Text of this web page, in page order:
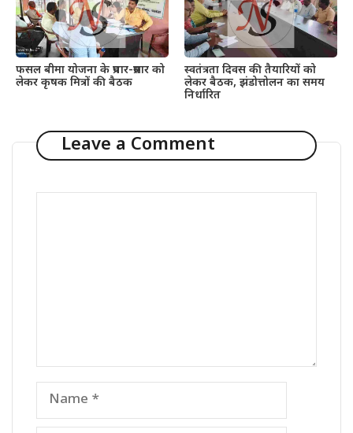
फसल बीमा योजना के प्रचार-प्रसार को
लेकर कृषक मित्रों की बैठक
स्वतंत्रता दिवस की तैयारियों को
लेकर बैठक, झंडोत्तोलन का समय
निर्धारित
Leave a Comment
Name